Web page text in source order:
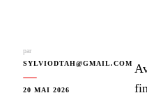
par
SYLVIODTAH@GMAIL.COM
20 MAI 2026